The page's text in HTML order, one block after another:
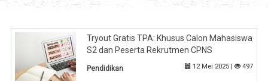
Tryout Gratis TPA: Khusus Calon Mahasiswa
S2 dan Peserta Rekrutmen CPNS
Pendidikan 12 Mei 2025 | 497